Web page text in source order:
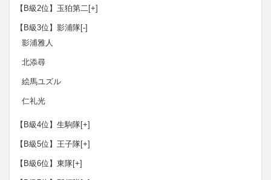
【B級2位】玉狛第二[+]
【B級3位】影浦隊[-]
影浦雅人
北添尋
絵馬ユズル
仁礼光
【B級4位】生駒隊[+]
【B級5位】王子隊[+]
【B級6位】東隊[+]